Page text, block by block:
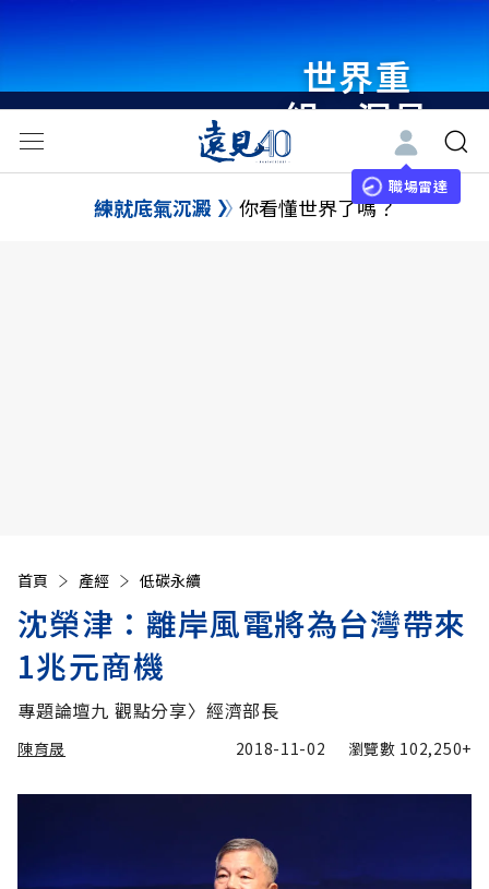
世界重
組・洞見
未來 與
世界領袖
職場雷達
練就底氣沉澱 你看懂世界了嗎？
首頁 產經 低碳永續
沈榮津：離岸風電將為台灣帶來
1兆元商機
專題論壇九 觀點分享〉經濟部長
陳育晟 2018-11-02 瀏覽數 102,250+